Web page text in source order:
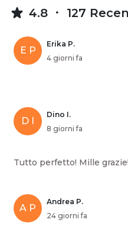
4.8 127
E P
Erika P.
4 giorni fa
D I
Dino I.
8 giorni fa
Tutto perfetto! Mille grazie!
A P
Andrea P.
24 giorni fa